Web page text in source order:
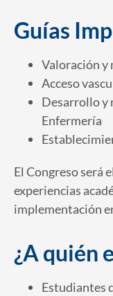
Guías
Valoración y
Acceso
Desarrollo y
Enfermería
El Congreso será
experiencias
implementación
¿A quién
Estudiantes